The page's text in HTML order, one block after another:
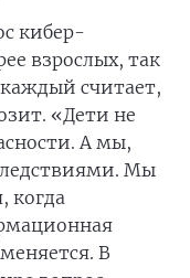
кибер-
взрослых, так
считает,
«Дети не
А мы,
Мы
когда
В